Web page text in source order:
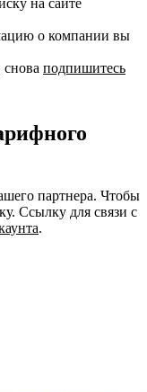
на сайте
о компании вы
подпишитесь
партнера. Чтобы
Ссылку для связи с
.